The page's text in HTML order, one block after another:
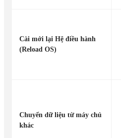
Cài mới lại Hệ điều hành
(Reload OS)
Chuyển dữ liệu từ máy chủ
khác